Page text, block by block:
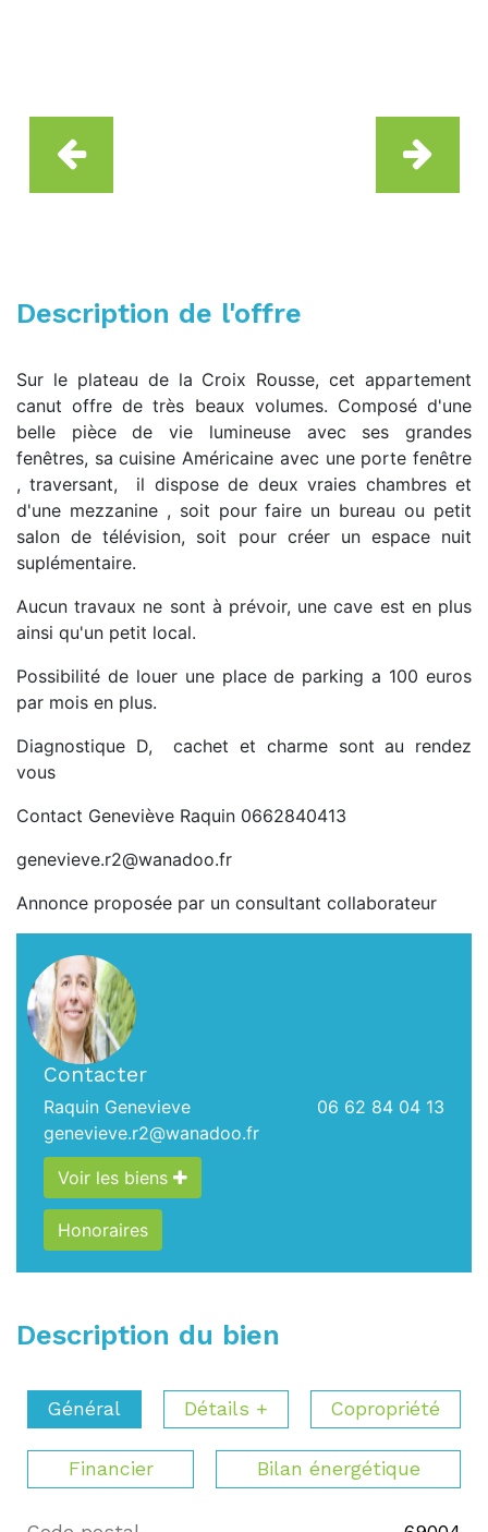
Description de l'offre
Sur le plateau de la Croix Rousse, cet appartement
canut offre de très beaux volumes. Composé d'une
belle pièce de vie lumineuse avec ses grandes
fenêtres, sa cuisine Américaine avec une porte fenêtre
, traversant, il dispose de deux vraies chambres et
d'une mezzanine , soit pour faire un bureau ou petit
salon de télévision, soit pour créer un espace nuit
suplémentaire.
Aucun travaux ne sont à prévoir, une cave est en plus
ainsi qu'un petit local.
Possibilité de louer une place de parking a 100 euros
par mois en plus.
Diagnostique D, cachet et charme sont au rendez
vous
Contact Geneviève Raquin 0662840413
genevieve.r2@wanadoo.fr
Annonce proposée par un consultant collaborateur
Contacter
Raquin Genevieve
06 62 84 04 13
genevieve.r2@wanadoo.fr
Voir les biens
Honoraires
Description du bien
Général Détails + Copropriété
Financier Bilan énergétique